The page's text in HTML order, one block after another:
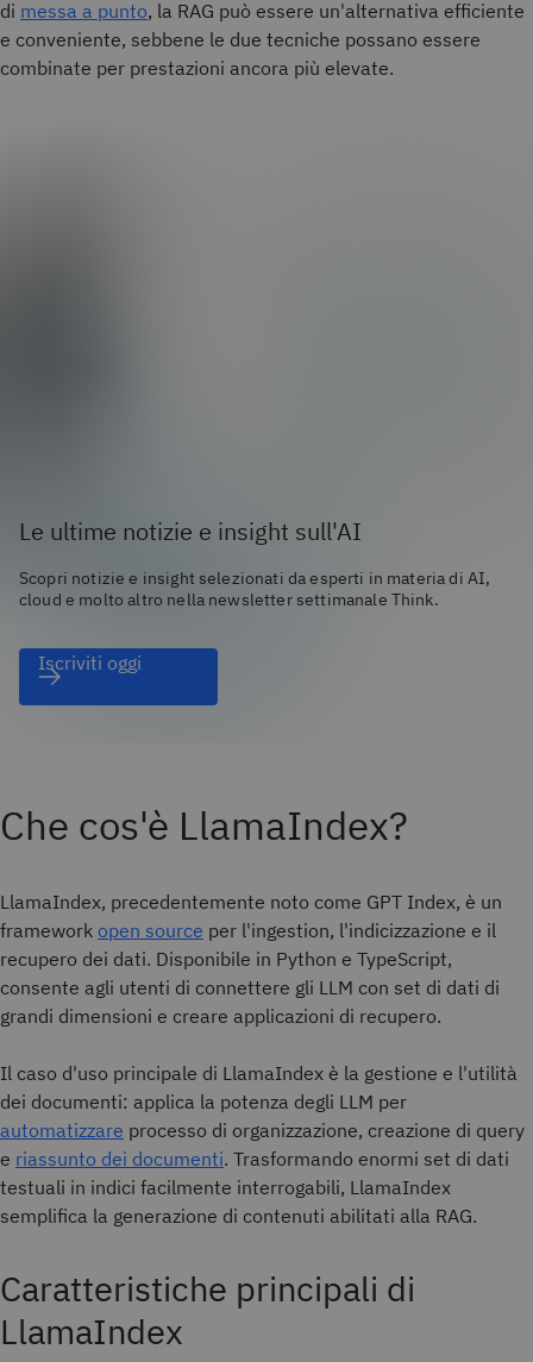
di messa a punto, la RAG può essere un'alternativa efficiente
e conveniente, sebbene le due tecniche possano essere
combinate per prestazioni ancora più elevate.
Le ultime notizie e insight sull'AI
Scopri notizie e insight selezionati da esperti in materia di AI,
cloud e molto altro nella newsletter settimanale Think.
Iscriviti oggi
Che cos'è LlamaIndex?
LlamaIndex, precedentemente noto come GPT Index, è un
framework open source per l'ingestion, l'indicizzazione e il
recupero dei dati. Disponibile in Python e TypeScript,
consente agli utenti di connettere gli LLM con set di dati di
grandi dimensioni e creare applicazioni di recupero.
Il caso d'uso principale di LlamaIndex è la gestione e l'utilità
dei documenti: applica la potenza degli LLM per
automatizzare processo di organizzazione, creazione di query
e riassunto dei documenti. Trasformando enormi set di dati
testuali in indici facilmente interrogabili, LlamaIndex
semplifica la generazione di contenuti abilitati alla RAG.
Caratteristiche principali di
LlamaIndex